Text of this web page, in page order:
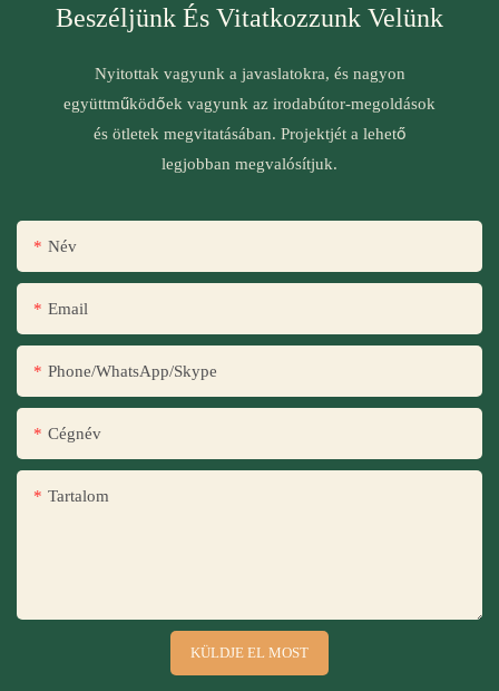
Beszéljünk És Vitatkozzunk Velünk
Nyitottak vagyunk a javaslatokra, és nagyon
együttműködőek vagyunk az irodabútor-megoldások
és ötletek megvitatásában. Projektjét a lehető
legjobban megvalósítjuk.
Név
Email
Phone/WhatsApp/Skype
Cégnév
Tartalom
KÜLDJE EL MOST